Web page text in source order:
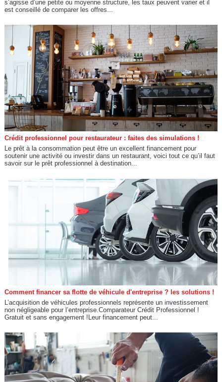
s’agisse d’une petite ou moyenne structure, les taux peuvent varier et il
est conseillé de comparer les offres...
Crédit professionnel pour restaurateur : faites des simulations !
Le prêt à la consommation peut être un excellent financement pour
soutenir une activité ou investir dans un restaurant, voici tout ce qu’il faut
savoir sur le prêt professionnel à destination...
Comment financer sa flotte de véhicule d'entreprise ? les solutions !
L’acquisition de véhicules professionnels représente un investissement
non négligeable pour l’entreprise.Comparateur Crédit Professionnel !
Gratuit et sans engagement !Leur financement peut...